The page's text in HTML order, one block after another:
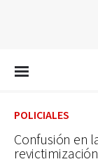
POLICIALES
Confusión en
revictimización